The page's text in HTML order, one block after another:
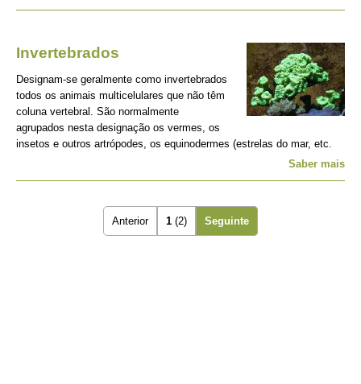
Invertebrados
Designam-se geralmente como invertebrados
todos os animais multicelulares que não têm
coluna vertebral. São normalmente
agrupados nesta designação os vermes, os
insetos e outros artrópodes, os equinodermes (estrelas do mar, etc.
Saber mais
Anterior 1 (2) Seguinte